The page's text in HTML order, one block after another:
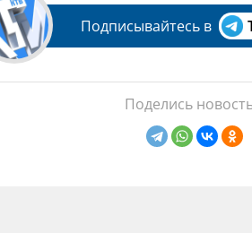
Подписывайтесь в
Поделись